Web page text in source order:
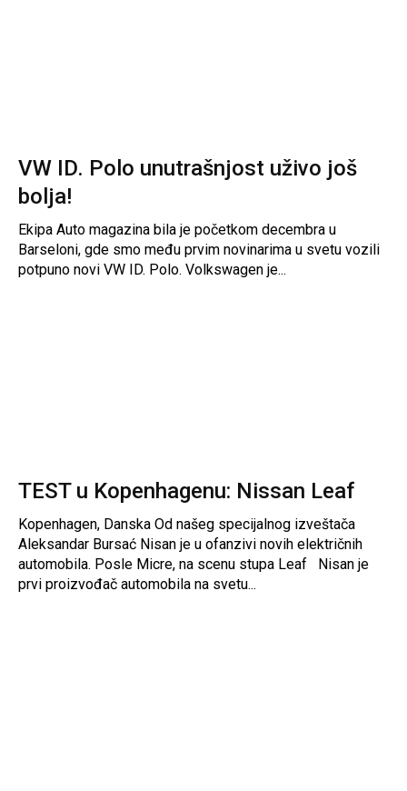
VW ID. Polo unutrašnjost uživo još
bolja!
Ekipa Auto magazina bila je početkom decembra u
Barseloni, gde smo među prvim novinarima u svetu vozili
potpuno novi VW ID. Polo. Volkswagen je...
TEST u Kopenhagenu: Nissan Leaf
Kopenhagen, Danska Od našeg specijalnog izveštača
Aleksandar Bursać Nisan je u ofanzivi novih električnih
automobila. Posle Micre, na scenu stupa Leaf Nisan je
prvi proizvođač automobila na svetu...